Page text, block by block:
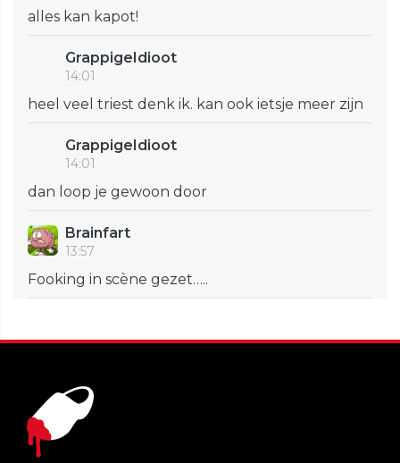
alles kan kapot!
GrappigeIdioot
14:01
heel veel triest denk ik. kan ook ietsje meer zijn
GrappigeIdioot
14:01
dan loop je gewoon door
Brainfart
13:57
Fooking in scène gezet…..